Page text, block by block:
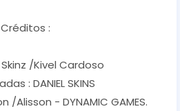
Créditos :
/Kivel Cardoso
: DANIEL SKINS
/Alisson - DYNAMIC GAMES.